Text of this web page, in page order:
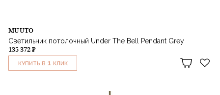
MUUTO
Светильник потолочный Under The Bell Pendant Grey
135 372 ₽
КУПИТЬ В 1 КЛИК